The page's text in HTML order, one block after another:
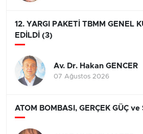
12. YARGI PAKETİ TBMM GENEL
EDİLDİ (3)
Av. Dr. Hakan GENCER
07 Ağustos 2026
ATOM BOMBASI, GERÇEK GÜÇ ve